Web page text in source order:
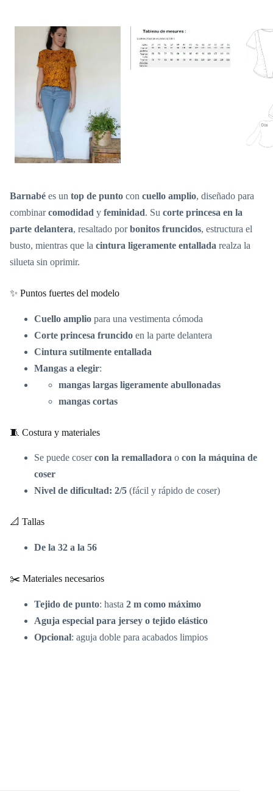
Barnabé es un top de punto con cuello amplio, diseñado para
combinarcomodidad y feminidad. Su corte princesa en la
parte delantera, resaltado porbonitos fruncidos, estructura el
busto, mientras que la cintura ligeramente entallada realza la
silueta sin oprimir.
✨ Puntos fuertes del modelo
Cuello amplio para una vestimenta cómoda
Corte princesa fruncido en la parte delantera
Cintura sutilmente entallada
Mangas a elegir:
mangas largas ligeramente abullonadas
mangas cortas
🧵 Costura y materiales
Se puede cosercon la remalladora o con la máquina de
coser
Nivel de dificultad: 2/5 (fácil y rápido de coser)
📐 Tallas
De la 32 a la 56
✂️ Materiales necesarios
Tejido de punto: hasta 2 m como máximo
Aguja especial para jersey o tejido elástico
Opcional: aguja doble para acabados limpios